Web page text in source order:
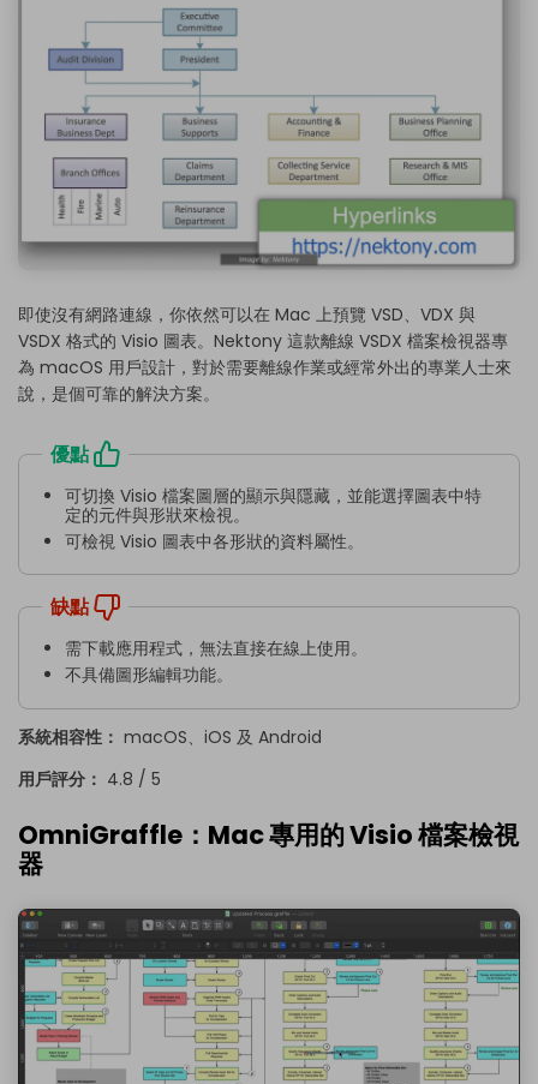
即使沒有網路連線，你依然可以在 Mac 上預覽 VSD、VDX 與
VSDX 格式的 Visio 圖表。Nektony 這款離線 VSDX 檔案檢視器專
為 macOS 用戶設計，對於需要離線作業或經常外出的專業人士來
說，是個可靠的解決方案。
優點
可切換 Visio 檔案圖層的顯示與隱藏，並能選擇圖表中特
定的元件與形狀來檢視。
可檢視 Visio 圖表中各形狀的資料屬性。
缺點
需下載應用程式，無法直接在線上使用。
不具備圖形編輯功能。
系統相容性： macOS、iOS 及 Android
用戶評分： 4.8 / 5
OmniGraffle：Mac 專用的 Visio 檔案檢視
器